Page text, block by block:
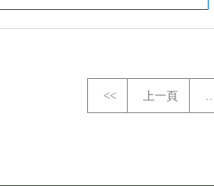
<< 上一頁